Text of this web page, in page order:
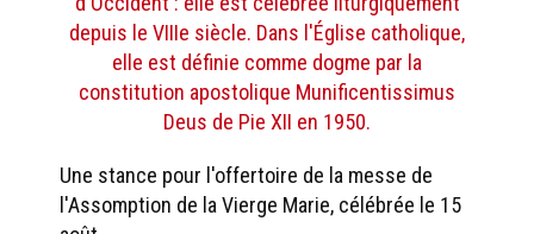
depuis le VIIIe siècle. Dans l'Église catholique,
elle est définie comme dogme par la
constitution apostolique Munificentissimus
Deus de Pie XII en 1950.
Une stance pour l'offertoire de la messe de
l'Assomption de la Vierge Marie, célébrée le 15